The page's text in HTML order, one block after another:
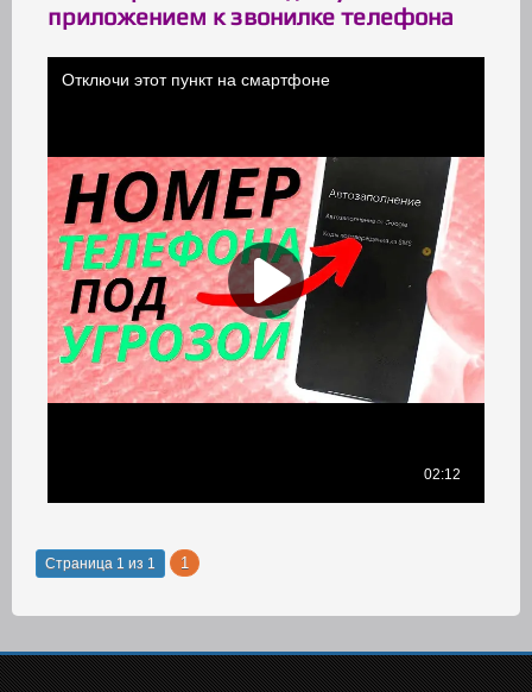
приложением к звонилке телефона
Страница 1 из 1 1